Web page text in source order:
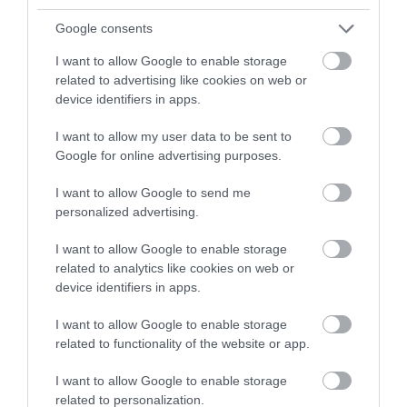
Google consents
I want to allow Google to enable storage
related to advertising like cookies on web or
device identifiers in apps.
I want to allow my user data to be sent to
Google for online advertising purposes.
I want to allow Google to send me
personalized advertising.
I want to allow Google to enable storage
related to analytics like cookies on web or
device identifiers in apps.
I want to allow Google to enable storage
related to functionality of the website or app.
I want to allow Google to enable storage
related to personalization.